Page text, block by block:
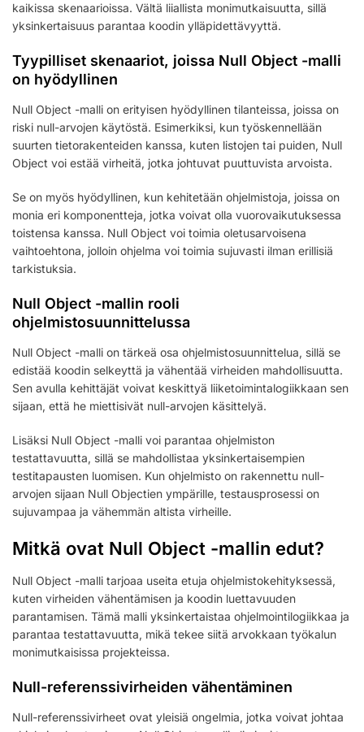
kaikissa skenaarioissa. Vältä liiallista monimutkaisuutta, sillä
yksinkertaisuus parantaa koodin ylläpidettävyyttä.
Tyypilliset skenaariot, joissa Null Object -malli
on hyödyllinen
Null Object -malli on erityisen hyödyllinen tilanteissa, joissa on
riski null-arvojen käytöstä. Esimerkiksi, kun työskennellään
suurten tietorakenteiden kanssa, kuten listojen tai puiden, Null
Object voi estää virheitä, jotka johtuvat puuttuvista arvoista.
Se on myös hyödyllinen, kun kehitetään ohjelmistoja, joissa on
monia eri komponentteja, jotka voivat olla vuorovaikutuksessa
toistensa kanssa. Null Object voi toimia oletusarvoisena
vaihtoehtona, jolloin ohjelma voi toimia sujuvasti ilman erillisiä
tarkistuksia.
Null Object -mallin rooli
ohjelmistosuunnittelussa
Null Object -malli on tärkeä osa ohjelmistosuunnittelua, sillä se
edistää koodin selkeyttä ja vähentää virheiden mahdollisuutta.
Sen avulla kehittäjät voivat keskittyä liiketoimintalogiikkaan sen
sijaan, että he miettisivät null-arvojen käsittelyä.
Lisäksi Null Object -malli voi parantaa ohjelmiston
testattavuutta, sillä se mahdollistaa yksinkertaisempien
testitapausten luomisen. Kun ohjelmisto on rakennettu null-
arvojen sijaan Null Objectien ympärille, testausprosessi on
sujuvampaa ja vähemmän altista virheille.
Mitkä ovat Null Object -mallin edut?
Null Object -malli tarjoaa useita etuja ohjelmistokehityksessä,
kuten virheiden vähentämisen ja koodin luettavuuden
parantamisen. Tämä malli yksinkertaistaa ohjelmointilogiikkaa ja
parantaa testattavuutta, mikä tekee siitä arvokkaan työkalun
monimutkaisissa projekteissa.
Null-referenssivirheiden vähentäminen
Null-referenssivirheet ovat yleisiä ongelmia, jotka voivat johtaa